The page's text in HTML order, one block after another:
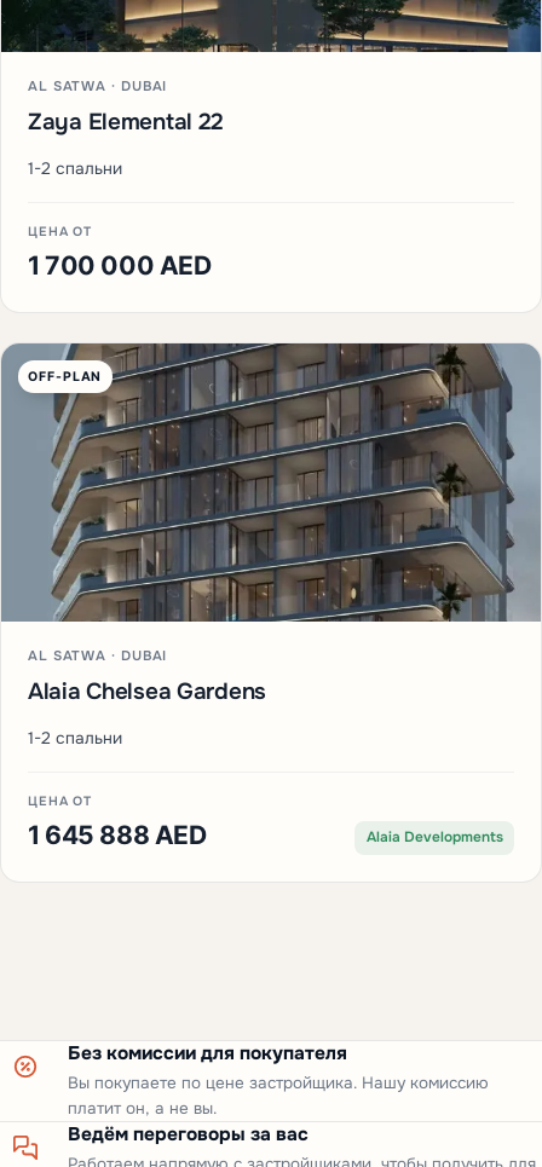
AL SATWA · DUBAI
Zaya Elemental 22
1-2 спальни
ЦЕНА ОТ
1 700 000 AED
OFF-PLAN
AL SATWA · DUBAI
Alaia Chelsea Gardens
1-2 спальни
ЦЕНА ОТ
1 645 888 AED Alaia Developments
Без комиссии для покупателя
Вы покупаете по цене застройщика. Нашу комиссию
платит он, а не вы.
Ведём переговоры за вас